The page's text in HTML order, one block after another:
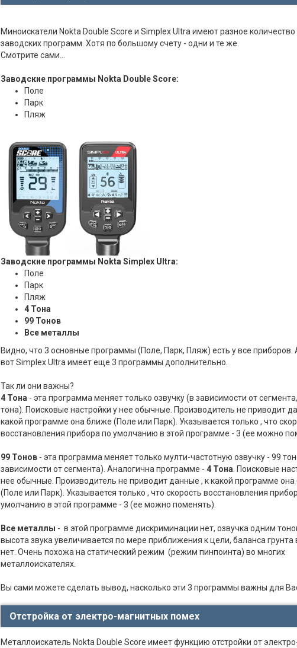
Миноискатели Nokta Double Score и Simplex Ultra имеют разное количество
заводских программ. Хотя по большому счету - одни и те же.
Смотрите сами...
Заводские программы Nokta Double Score:
Поле
Парк
Пляж
Заводские программы Nokta Simplex Ultra:
Поле
Парк
Пляж
4 Тона
99 Тонов
Все металлы
Видно, что 3 основные программы (Поле, Парк, Пляж) есть у все приборов.
вот Simplex Ultra имеет еще 3 программы дополнительно.
Так ли они важны?
4 Тона - эта программа меняет только озвучку (в зависимости от
тона). Поисковые настройки у нее обычные. Производитель не приводит
какой программе она ближе (Поле или Парк). Указывается только , что
восстановления прибора по умолчанию в этой программе - 3 (ее можно
99 Тонов- эта программа меняет только мулти-частотную озвучку - 99
зависимости от сегмента). Аналогична программе - 4 Тона . Поисковые
нее обычные. Производитель не приводит данные , к какой программе
(Поле или Парк). Указывается только , что скорость восстановления
умолчанию в этой программе - 3 (ее можно поменять).
Все металлы - в этой программе дискриминации нет, озвучка одним
высота звука увеличивается по мере приближения к цели, баланса грунта
нет. Очень похожа на статический режим (режим пинпоинта) во многих
металлоискателях.
Вы сами можете сделать вывод, насколько эти 3 программы важны для
Отстройка от электро-магнитных помех
Металлоискатель Nokta Double Score имеет функцию отстройки от